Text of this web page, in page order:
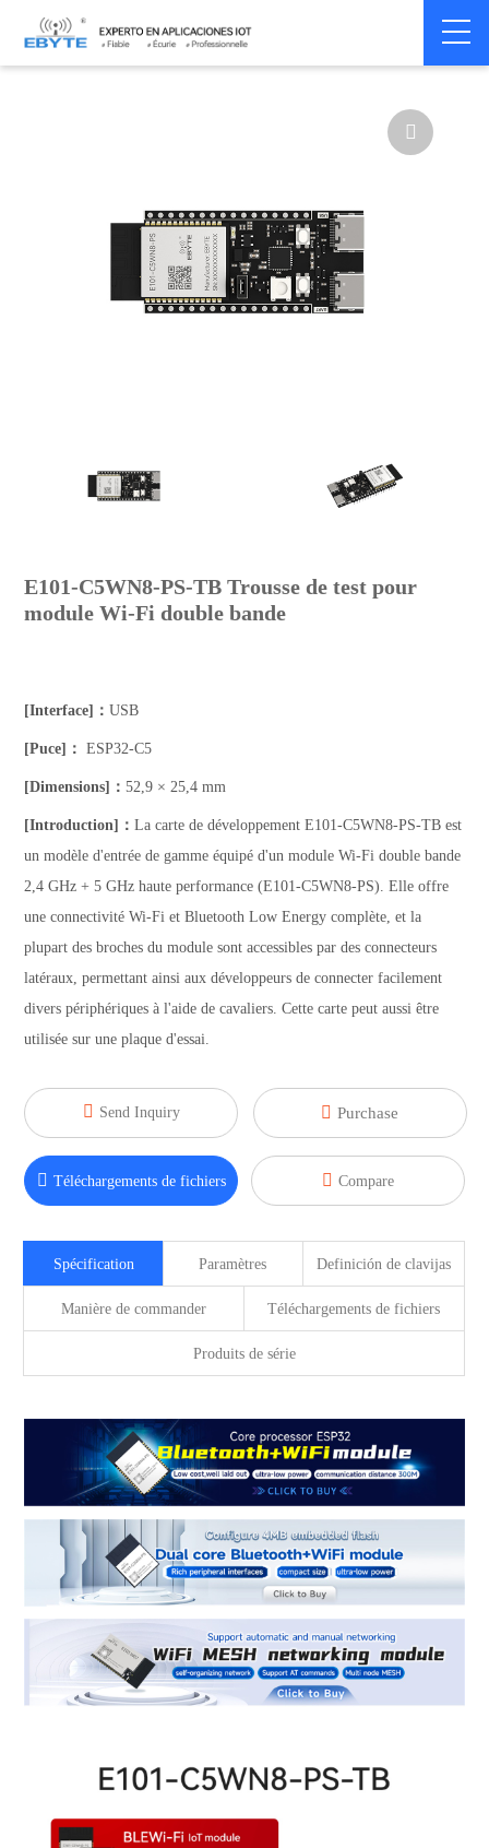
Home > Module > Test kits > ESP32

E101-C5WN8-PS-TB Trousse de test pour
module Wi-Fi double bande
[Interface]：USB
[Puce]： ESP32-C5
[Dimensions]：52,9 × 25,4 mm
[Introduction]：La carte de développement E101-C5WN8-PS-TB est
un modèle d'entrée de gamme équipé d'un module Wi-Fi double bande
2,4 GHz + 5 GHz haute performance (E101-C5WN8-PS). Elle offre
une connectivité Wi-Fi et Bluetooth Low Energy complète, et la
plupart des broches du module sont accessibles par des connecteurs
latéraux, permettant ainsi aux développeurs de connecter facilement
divers périphériques à l'aide de cavaliers. Cette carte peut aussi être
utilisée sur une plaque d'essai.
 Send Inquiry  Purchase
 Téléchargements de fichiers  Compare
Spécification Paramètres Definición de clavijas
Manière de commander Téléchargements de fichiers
Produits de série